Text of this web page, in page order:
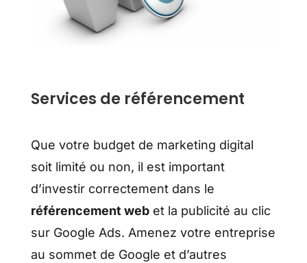
Services de référencement
Que votre budget de marketing digital
soit limité ou non, il est important
d’investir correctement dans le
référencement webet la publicité au clic
sur Google Ads. Amenez votre entreprise
au sommet de Google et d’autres